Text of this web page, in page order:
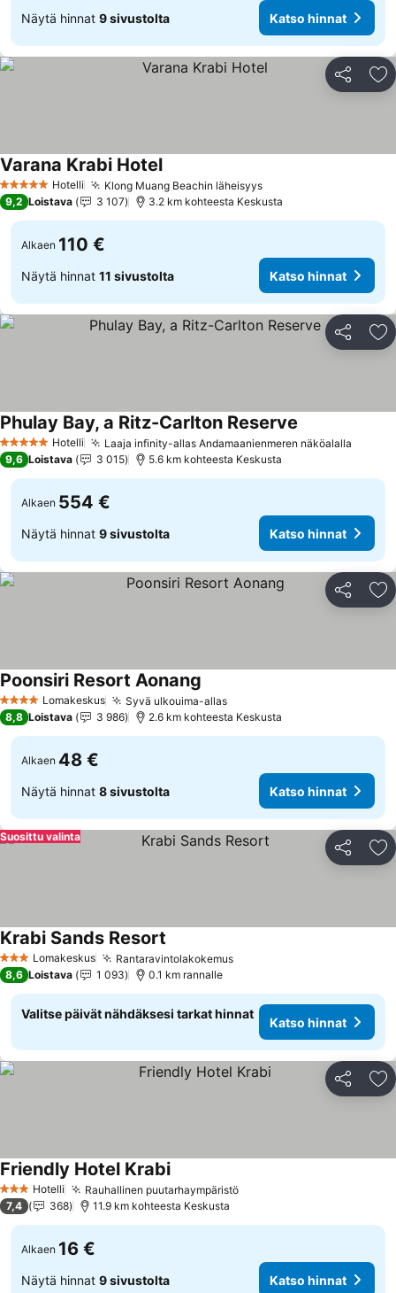
Näytä hinnat 9 sivustolta Katso hinnat
Jaa
5 Tähtiluokitus
Hotelli Klong Muang Beachin läheisyysKatso hinnat
Varana Krabi HotelKatso hinnat
9,2 Loistava 3 107 3.2 km kohteesta Keskusta
Alkaen 110 €
Näytä hinnat 11 sivustolta Katso hinnat
Jaa
5 Tähtiluokitus
Hotelli Laaja infinity-allas Andamaanienmeren näköalalla
Phulay Bay, a Ritz-Carlton Reserve
9,6 Loistava 3 015 5.6 km kohteesta Keskusta
Alkaen 554 €
Näytä hinnat 9 sivustolta Katso hinnat
Jaa
4 TähtiluokitusLomakeskus Syvä ulkouima-allasKatso hinnat
Poonsiri Resort Aonang
8,8 Loistava 3 986 2.6 km kohteesta Keskusta
Alkaen 48 €
Näytä hinnat 8 sivustolta Katso hinnat
Jaa
Suosittu valinta
3 Tähtiluokitus
Lomakeskus RantaravintolakokemusKatso hinnat
Krabi Sands Resort
8,6 Loistava 1 093 0.1 km rannalle
Valitse päivät nähdäksesi tarkat hinnat
Katso hinnat
Jaa
3 Tähtiluokitus
Hotelli Rauhallinen puutarhaympäristöKatso hinnat
Friendly Hotel KrabiKatso hinnat
7,4 368 11.9 km kohteesta Keskusta
Alkaen 16 €
Näytä hinnat 9 sivustolta Katso hinnat